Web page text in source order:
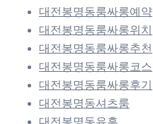
대전봉명동룸싸롱예약
대전봉명동룸싸롱위치
대전봉명동룸싸롱추천
대전봉명동룸싸롱코스
대전봉명동룸싸롱후기
대전봉명동셔츠룸
대전봉명동유흥